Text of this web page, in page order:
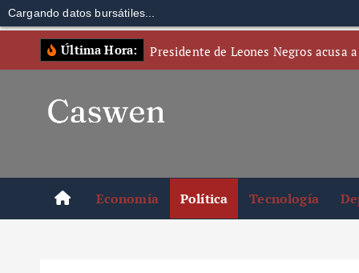
Cargando datos bursátiles...
Última Hora: Presidente de Leones Negros acusa
Economía Política Tecnología